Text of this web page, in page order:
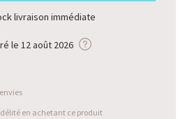
livraison immédiate
le 12 août 2026
en achetant ce produit